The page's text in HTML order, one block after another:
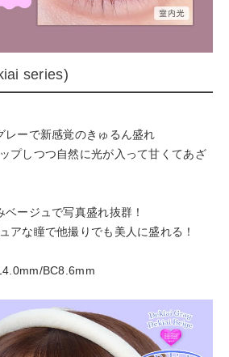
series)
レーで新感覚のきゅるん盛れ
プしつつ自然に光が入って甘くてあざ
ージュで写真盛れ抜群！
アな瞳で他撮りでも美人に盛れる！
BC8.6mm